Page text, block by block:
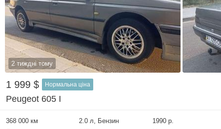
2 тиждні тому
1 999 $ Нормальна ціна
Peugeot 605 I
368 000 км 2.0 л, Бензин
1990 р.